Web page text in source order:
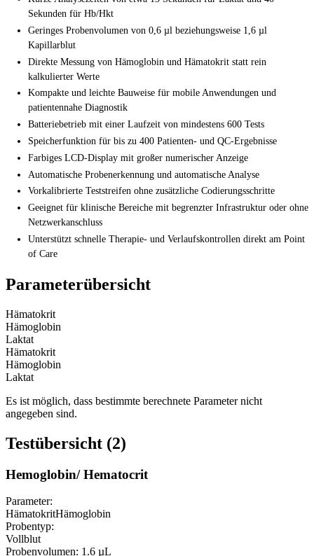
Sekunden für Hb/Hkt
Geringes Probenvolumen von 0,6 µl beziehungsweise 1,6 µl
Kapillarblut
Direkte Messung von Hämoglobin und Hämatokrit statt rein
kalkulierter Werte
Kompakte und leichte Bauweise für mobile Anwendungen und
patientennahe Diagnostik
Batteriebetrieb mit einer Laufzeit von mindestens 600 Tests
Speicherfunktion für bis zu 400 Patienten- und QC-Ergebnisse
Farbiges LCD-Display mit großer numerischer Anzeige
Automatische Probenerkennung und automatische Analyse
Vorkalibrierte Teststreifen ohne zusätzliche Codierungsschritte
Geeignet für klinische Bereiche mit begrenzter Infrastruktur oder ohne
Netzwerkanschluss
Unterstützt schnelle Therapie- und Verlaufskontrollen direkt am Point
of Care
Parameterübersicht
Hämatokrit
Hämoglobin
Laktat
Hämatokrit
Hämoglobin
Laktat
Es ist möglich, dass bestimmte berechnete Parameter nicht
angegeben sind.
Testübersicht (2)
Hemoglobin/ Hematocrit
Parameter:
HämatokritHämoglobin
Probentyp:
Vollblut
Probenvolumen: 1.6 µL